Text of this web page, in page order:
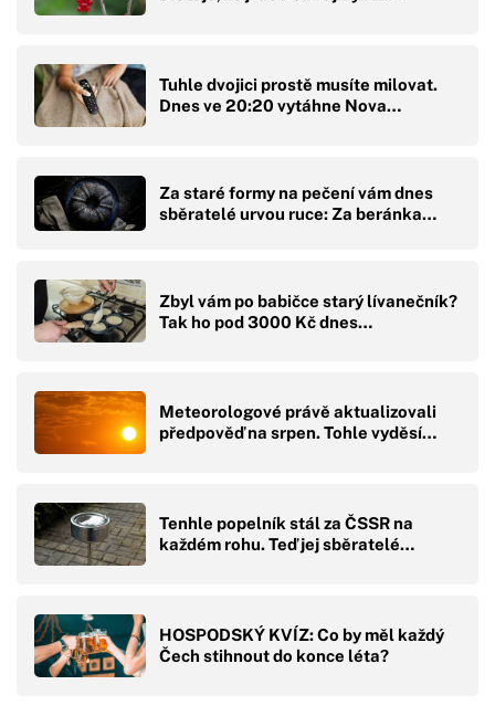
Tuhle dvojici prostě musíte milovat.
Dnes ve 20:20 vytáhne Nova…
Za staré formy na pečení vám dnes
sběratelé urvou ruce: Za beránka…
Zbyl vám po babičce starý lívanečník?
Tak ho pod 3000 Kč dnes…
Meteorologové právě aktualizovali
předpověď na srpen. Tohle vyděsí…
Tenhle popelník stál za ČSSR na
každém rohu. Teď jej sběratelé…
HOSPODSKÝ KVÍZ: Co by měl každý
Čech stihnout do konce léta?